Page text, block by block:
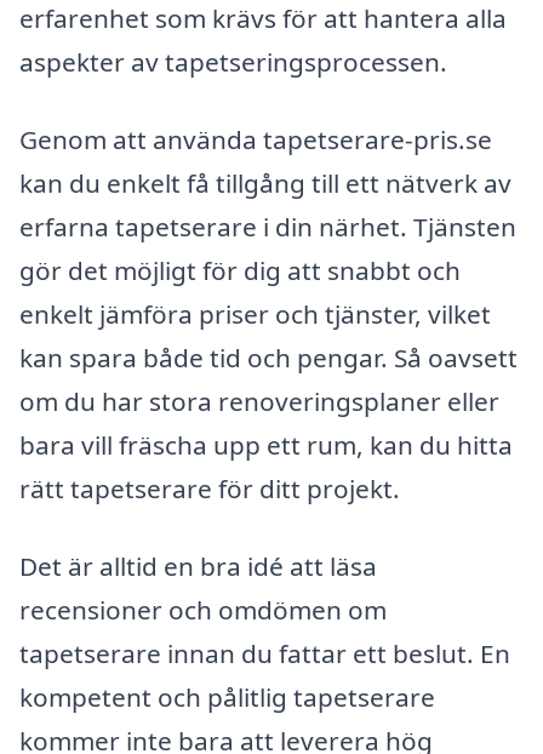
erfarenhet som krävs för att hantera alla
aspekter av tapetseringsprocessen.
Genom att använda tapetserare-pris.se
kan du enkelt få tillgång till ett nätverk av
erfarna tapetserare i din närhet. Tjänsten
gör det möjligt för dig att snabbt och
enkelt jämföra priser och tjänster, vilket
kan spara både tid och pengar. Så oavsett
om du har stora renoveringsplaner eller
bara vill fräscha upp ett rum, kan du hitta
rätt tapetserare för ditt projekt.
Det är alltid en bra idé att läsa
recensioner och omdömen om
tapetserare innan du fattar ett beslut. En
kompetent och pålitlig tapetserare
kommer inte bara att leverera hög